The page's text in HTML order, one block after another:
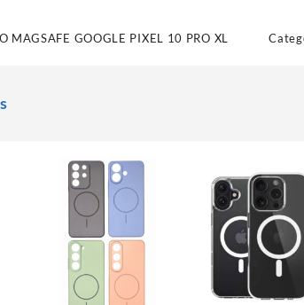
MAGSAFE GOOGLE PIXEL 10 PRO XL